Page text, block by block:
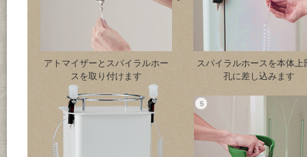
アトマイザーとスパイラルホー
スを取り付けます
スパイラルホースを本体上
孔に差し込みます